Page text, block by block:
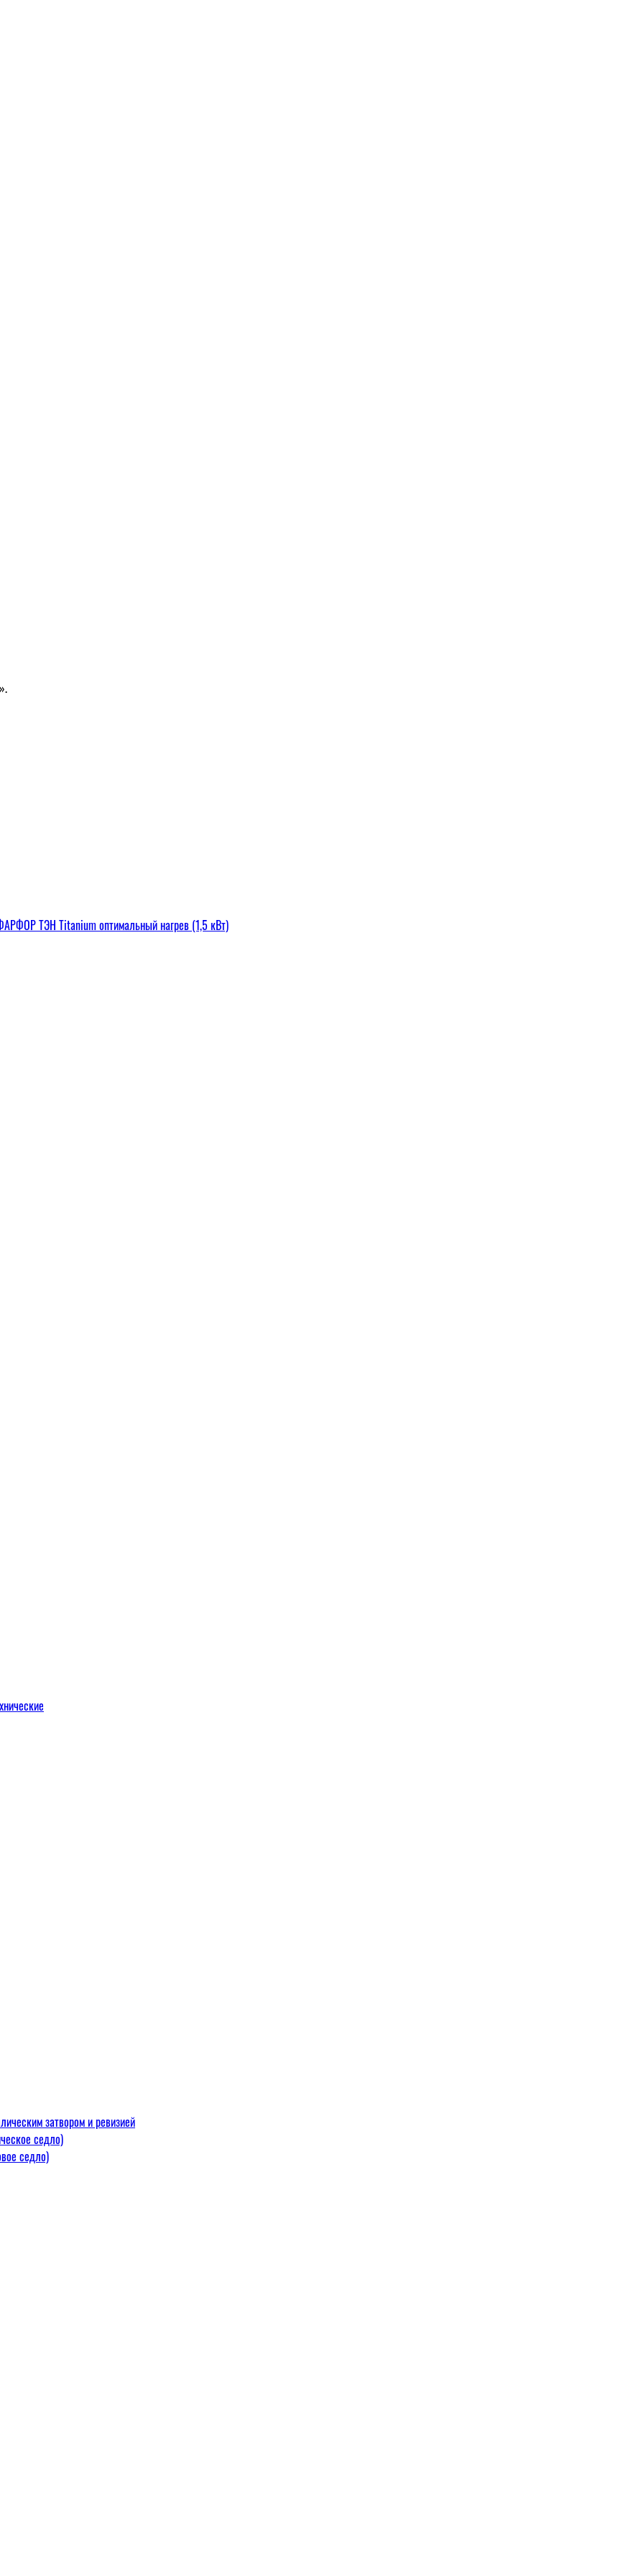
ТЭН Titanium оптимальный нагрев (1,5 кВт)
CF8) Ду 32-Ду200
с эпоксидным покрытием) Ду32-Ду200
затвором и ревизией
седло)
седло)
С)